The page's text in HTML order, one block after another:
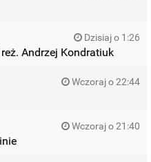
Dzisiaj o 1:26
Andrzej Kondratiuk
Wczoraj o 22:44
Wczoraj o 21:40